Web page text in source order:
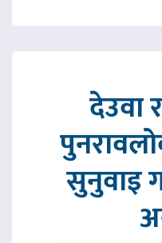
देउवा
सुनुवाइ